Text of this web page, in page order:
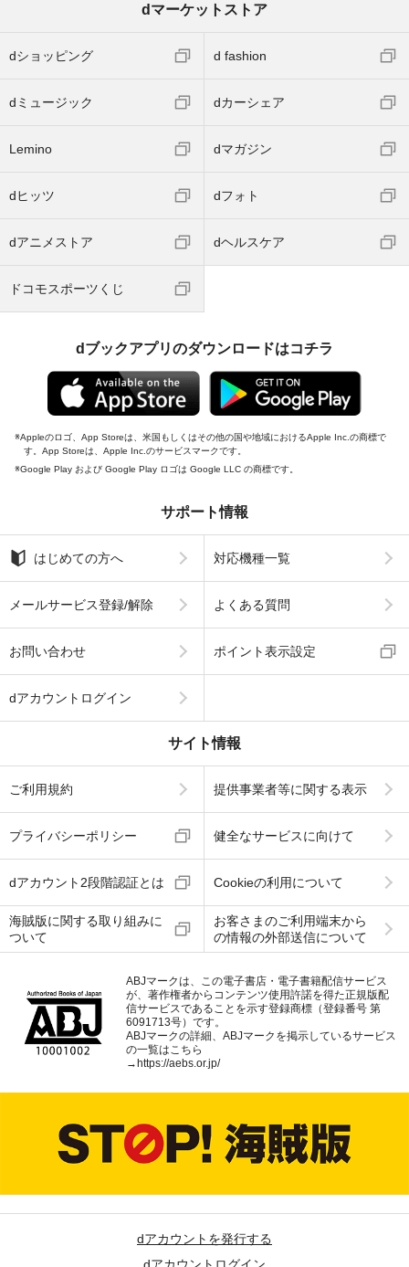
dマーケットストア
dショッピング d fashion
dミュージック dカーシェア
Lemino dマガジン
dヒッツ dフォト
dアニメストア dヘルスケア
ドコモスポーツくじ
dブックアプリのダウンロードはコチラ
Appleのロゴ、App Storeは、米国もしくはその他の国や地域におけるApple Inc.の商標で
す。App Storeは、Apple Inc.のサービスマークです。
Google Play および Google Play ロゴは Google LLC の商標です。
サポート情報
はじめての方へ 対応機種一覧
メールサービス登録/解除 よくある質問
お問い合わせ ポイント表示設定
dアカウントログイン
サイト情報
ご利用規約 提供事業者等に関する表示
プライバシーポリシー 健全なサービスに向けて
dアカウント2段階認証とは Cookieの利用について
海賊版に関する取り組みに
ついて
お客さまのご利用端末から
の情報の外部送信について
ABJマークは、この電子書店・電子書籍配信サービス
が、著作権者からコンテンツ使用許諾を得た正規版配
信サービスであることを示す登録商標（登録番号 第
6091713号）です。
ABJマークの詳細、ABJマークを掲示しているサービス
の一覧はこちら
→ https://aebs.or.jp/
dアカウントを発行する